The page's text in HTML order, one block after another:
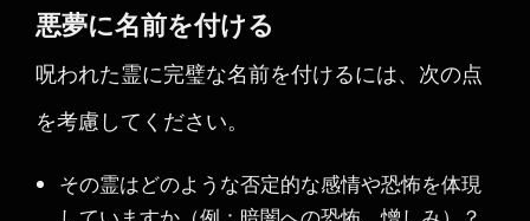
悪夢に名前を付ける
呪われた霊に完璧な名前を付けるには、次の点
を考慮してください。
その霊はどのような否定的な感情や恐怖を体現